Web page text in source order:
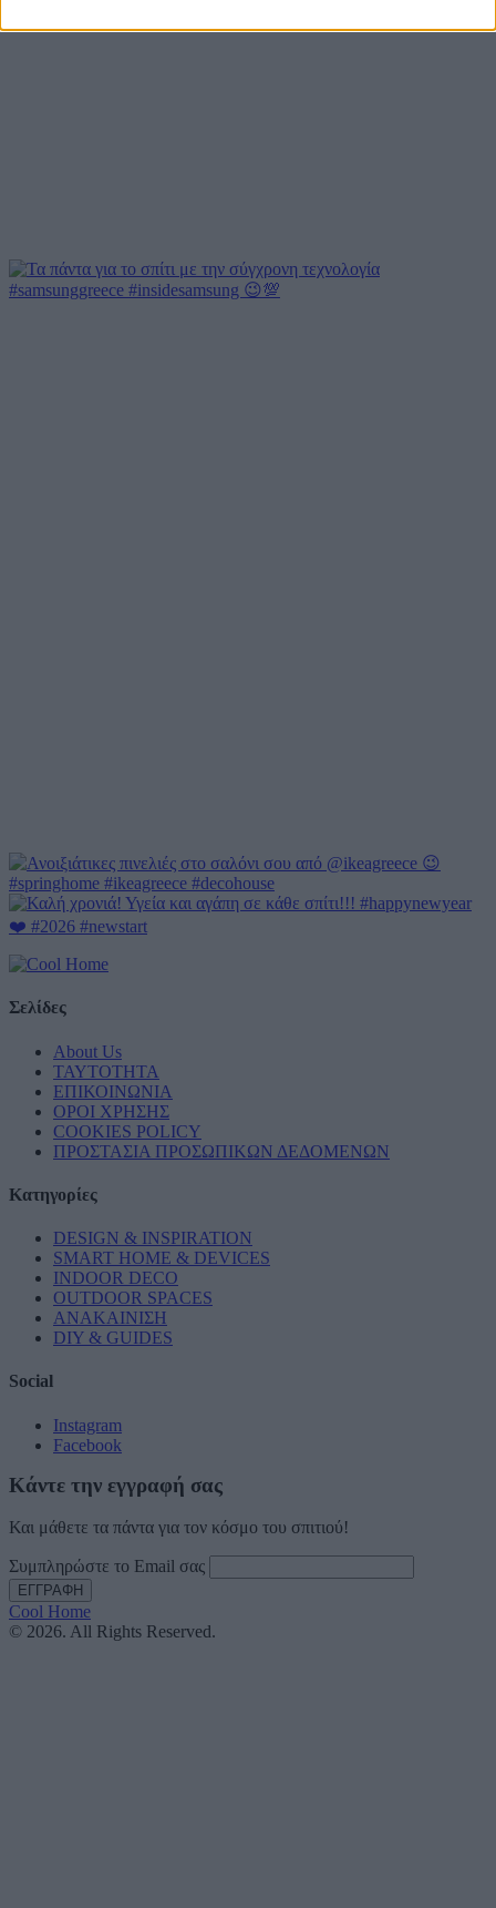
Σελίδες
About Us
ΤΑΥΤΟΤΗΤΑ
ΕΠΙΚΟΙΝΩΝΙΑ
ΟΡΟΙ ΧΡΗΣΗΣ
COOKIES POLICY
ΠΡΟΣΤΑΣΙΑ ΠΡΟΣΩΠΙΚΩΝ ΔΕΔΟΜΕΝΩΝ
Κατηγορίες
DESIGN & INSPIRATION
SMART HOME & DEVICES
INDOOR DECO
OUTDOOR SPACES
ΑΝΑΚΑΙΝΙΣΗ
DIY & GUIDES
Social
Instagram
Facebook
Κάντε την εγγραφή σας
Και μάθετε τα πάντα για τον κόσμο του σπιτιού!
Συμπληρώστε το Email σας
Cool Home
© 2026. All Rights Reserved.